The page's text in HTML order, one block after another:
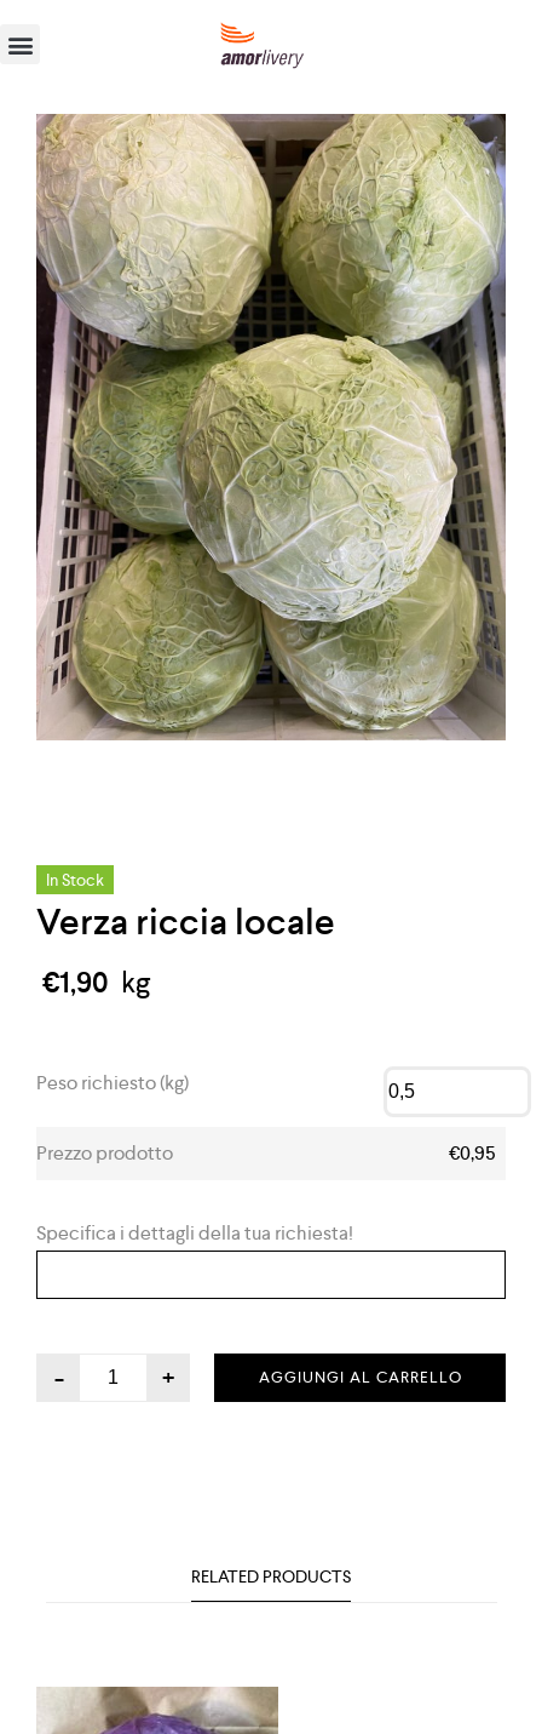
In Stock
Verza riccia locale
€1,90 kg
Peso richiesto (kg)
Prezzo prodotto €0,95
Specifica i dettagli della tua richiesta!
- + AGGIUNGI AL CARRELLO
RELATED PRODUCTS